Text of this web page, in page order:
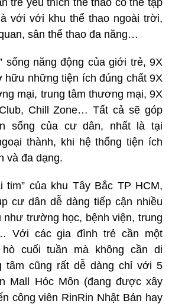
với với khu thể thao ngoài trời,
sân thể thao đa năng…
sống năng động của giới trẻ, 9X
những tiện ích đúng chất 9X
mại, trung tâm thương mại, 9X
Chill Zone… Tất cả sẽ góp
sống của cư dân, nhất là tại
thành, khi hệ thống tiện ích
và đa dạng.
của khu Tây Bắc TP HCM,
cư dân dễ dàng tiếp cận nhiều
như trường học, bệnh viện, trung
Với các gia đình trẻ cần một
cuối tuần mà không cần di
tâm cũng rất dễ dàng chỉ với 5
Mall Hóc Môn (đang được xây
công viên RinRin Nhật Bản hay